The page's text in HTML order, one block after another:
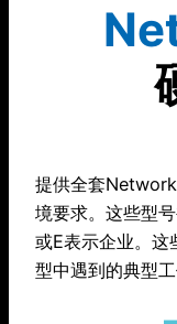
提供全套
境要求。这些型
或E表示企业。这
型中遇到的典型工